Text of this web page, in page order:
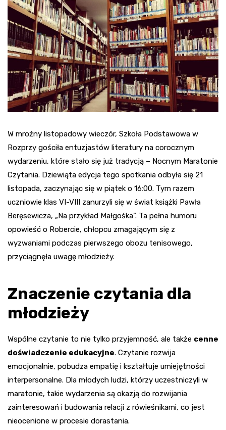
W mroźny listopadowy wieczór, Szkoła Podstawowa w
Rozprzy gościła entuzjastów literatury na corocznym
wydarzeniu, które stało się już tradycją – Nocnym Maratonie
Czytania. Dziewiąta edycja tego spotkania odbyła się 21
listopada, zaczynając się w piątek o 16:00. Tym razem
uczniowie klas VI-VIII zanurzyli się w świat książki Pawła
Beręsewicza, „Na przykład Małgośka”. Ta pełna humoru
opowieść o Robercie, chłopcu zmagającym się z
wyzwaniami podczas pierwszego obozu tenisowego,
przyciągnęła uwagę młodzieży.
Znaczenie czytania dla
młodzieży
Wspólne czytanie to nie tylko przyjemność, ale także cenne
doświadczenie edukacyjne. Czytanie rozwija
emocjonalnie, pobudza empatię i kształtuje umiejętności
interpersonalne. Dla młodych ludzi, którzy uczestniczyli w
maratonie, takie wydarzenia są okazją do rozwijania
zainteresowań i budowania relacji z rówieśnikami, co jest
nieocenione w procesie dorastania.